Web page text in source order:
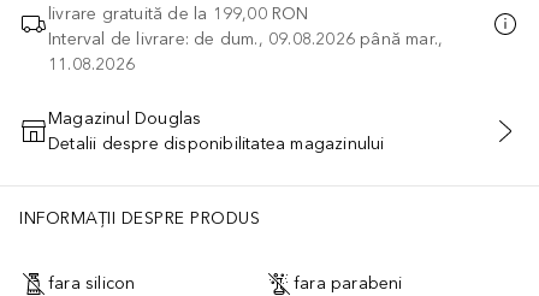
livrare gratuită de la 199,00 RON
Interval de livrare: de dum., 09.08.2026 până mar.,
11.08.2026
ADĂUGAȚI ÎN COŞ
Magazinul Douglas
Detalii despre disponibilitatea magazinului
INFORMAȚII DESPRE PRODUS
fara silicon fara parabeni